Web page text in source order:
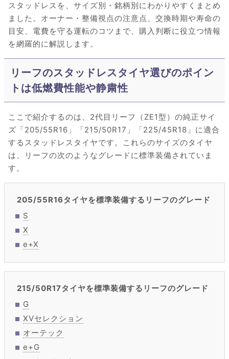
スタッドレスを、サイズ別・銘柄別にわかりやすくまとめ
ました。オーナー・整備視点の注意点、交換時期や寿命の
目安、電費を守る運転のコツまで、購入判断に役立つ情報
を網羅的に解説します。
リーフのスタッドレスタイヤ選びのポイン
トは低燃費性能や静粛性
ここで紹介するのは、2代目リーフ（ZE1型）の純正サイ
ズ「205/55R16」「215/50R17」「225/45R18」に適合
するスタッドレスタイヤです。これらのサイズのタイヤ
は、リーフの次のようなグレードに標準装備されていま
す。
205/55R16タイヤを標準装備するリーフのグレード
S
X
e+X
215/50R17タイヤを標準装備するリーフのグレード
G
XVセレクション
オーテック
e+G